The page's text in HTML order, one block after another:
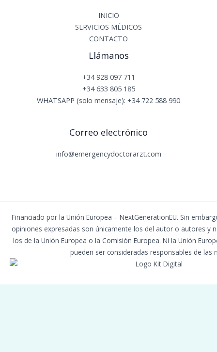
INICIO
SERVICIOS MÉDICOS
CONTACTO
Llámanos
+34 928 097 711
+34 633 805 185
WHATSAPP (solo mensaje): +34 722 588 990
Correo electrónico
info@emergencydoctorarzt.com
Financiado por la Unión Europea – NextGenerationEU. Sin
opiniones expresadas son únicamente los del autor o autores y
los de la Unión Europea o la Comisión Europea. Ni la Unión
pueden ser consideradas responsables de las